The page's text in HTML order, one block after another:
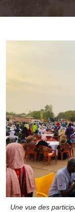
Une vue des